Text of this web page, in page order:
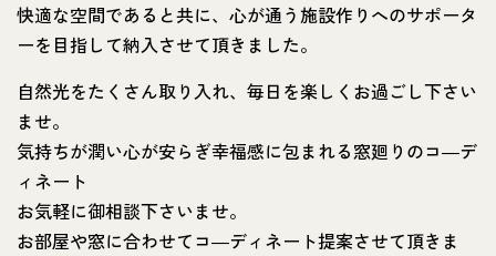
快適な空間であると共に、心が通う施設作りへのサポータ
ーを目指して納入させて頂きました。
自然光をたくさん取り入れ、毎日を楽しくお過ごし下さい
ませ。
気持ちが潤い心が安らぎ幸福感に包まれる窓廻りのコ―デ
ィネート
お気軽に御相談下さいませ。
お部屋や窓に合わせてコ―ディネート提案させて頂きま